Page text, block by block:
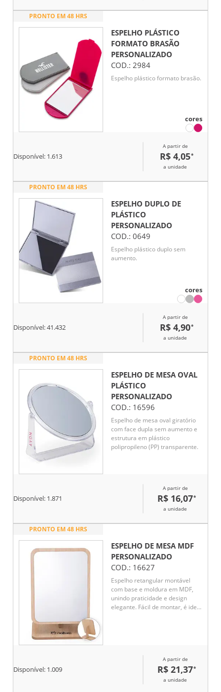
PRONTO EM 48 HRS
ESPELHO PLÁSTICO
FORMATO BRASÃO
PERSONALIZADO
COD.: 2984
Espelho plástico formato brasão.
cores
Disponível: 1.613
A partir de
R$ 4,05*
a unidade
PRONTO EM 48 HRS
ESPELHO DUPLO DE
PLÁSTICO
PERSONALIZADO
COD.: 0649
Espelho plástico duplo sem
aumento.
cores
Disponível:41.432
A partir de
R$ 4,90*
a unidade
PRONTO EM 48 HRS
ESPELHO DE MESA OVAL
PLÁSTICO
PERSONALIZADO
COD.: 16596
Espelho de mesa oval giratório
com face dupla sem aumento e
estrutura em plástico
polipropileno (PP) transparente.
Disponível: 1.871
A partir de
R$ 16,07*
a unidade
PRONTO EM 48 HRS
ESPELHO DE MESA MDF
PERSONALIZADO
COD.: 16627
Espelho retangular montável
com base e moldura em MDF,
unindo praticidade e design
elegante. Fácil de montar, é ideal
Disponível: 1.009
A partir de
R$ 21,37*
a unidade